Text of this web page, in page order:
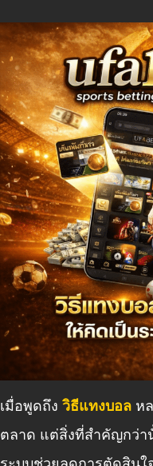
เมื่อพูดถึง วิธีแทงบอล ห
ตลาด แต่สิ่งที่สำคัญกว่า